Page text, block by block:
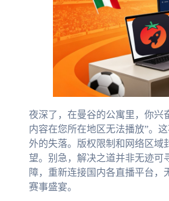
夜深了，在曼谷的公寓里，你兴
内容在您所在地区无法播放”。
外的失落。版权限制和网络区域
望。别急，解决之道并非无迹可
障，重新连接国内各直播平台
赛事盛宴。